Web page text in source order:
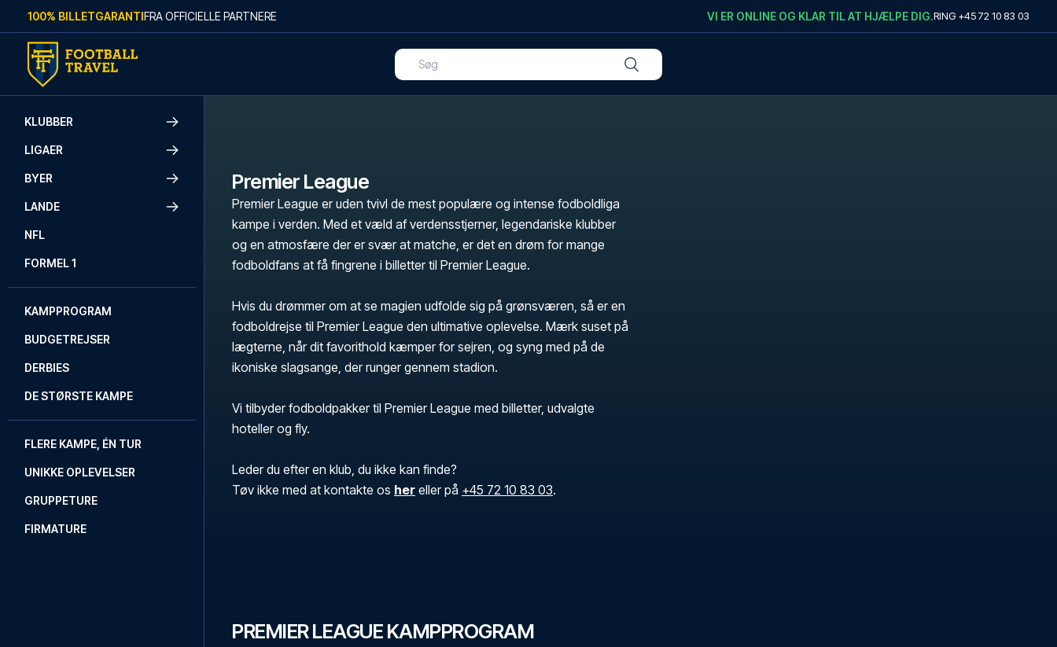
Skip to content
100% BILLETGARANTIFRA OFFICIELLE PARTNERE VI ER ONLINE OG KLAR TIL AT HJÆLPE DIG.RING +45 72 10 83 03
KLUBBER
LIGAER
BYER
LANDE
NFL
FORMEL 1
KAMPPROGRAM
BUDGETREJSER
DERBIES
DE STØRSTE KAMPE
FLERE KAMPE, ÉN TUR
UNIKKE OPLEVELSER
GRUPPETURE
FIRMATURE
Premier League
Premier League er uden tvivl de mest populære og intense fodboldliga
kampe i verden. Med et væld af verdensstjerner, legendariske klubber
og en atmosfære der er svær at matche, er det en drøm for mange
fodboldfans at få fingrene i billetter til Premier League.
Hvis du drømmer om at se magien udfolde sig på grønsværen, så er en
fodboldrejse til Premier League den ultimative oplevelse. Mærk suset på
lægterne, når dit favorithold kæmper for sejren, og syng med på de
ikoniske slagsange, der runger gennem stadion.
Vi tilbyder fodboldpakker til Premier League med billetter, udvalgte
hoteller og fly.
Leder du efter en klub, du ikke kan finde?
Tøv ikke med at kontakte os her eller på +45 72 10 83 03.
PREMIER LEAGUE KAMPPROGRAM